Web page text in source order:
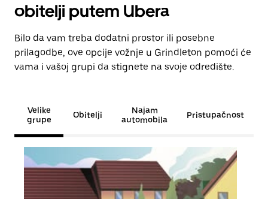
obitelji putem Ubera
Bilo da vam treba dodatni prostor ili posebne
prilagodbe, ove opcije vožnje u Grindleton pomoći će
vama i vašoj grupi da stignete na svoje odredište.
Velike
grupe
Obitelji
Najam
automobila
Pristupačnost